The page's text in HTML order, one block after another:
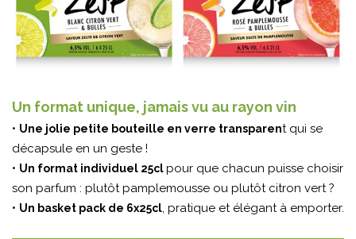
Un format unique, jamais vu au rayon vin
• Une jolie petite bouteille en verre transparent qui se
décapsule en un geste !
• Un format individuel 25clpour que chacun puisse choisir
son parfum : plutôt pamplemousse ou plutôt citron vert ?
• Un basket pack de 6x25cl, pratique et élégant à emporter.